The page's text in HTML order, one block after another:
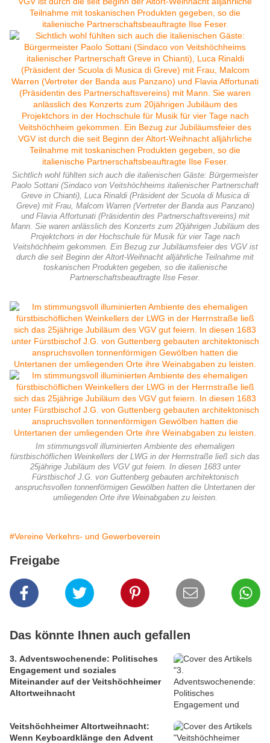
Sichtlich wohl fühlten sich auch die italienischen Gäste: Bürgermeister
Paolo Sottani (Sindaco von Veitshöchheims italienischer Partnerschaft
Greve in Chianti), Luca Rinaldi (Präsident der Scuola di Musica di
Greve) mit Frau, Malcom Warren (Vertreter der Banda aus Panzano)
und Flavia Affortunati (Präsidentin des Partnerschaftsvereins) mit
Mann. Sie waren anlässlich des Konzerts zum 20jährigen Jubiläum des
Projektchors in der Hochschule für Musik für vier Tage nach
Veitshöchheim gekommen. Ein Bezug zur Jubiläumsfeier des VGV ist
durch die seit Beginn der Altort-Weihnacht alljährliche Teilnahme mit
toskanischen Produkten gegeben, so die italienische
Partnerschaftsbeauftragte Ilse Feser.
Im stimmungsvoll illuminierten Ambiente des ehemaligen
fürstbischöflichen Weinkellers der LWG in der Herrnstraße ließ sich das
25jährige Jubiläum des VGV gut feiern. In diesen 1683 unter
Fürstbischof J.G. von Guttenberg gebauten architektonisch
anspruchsvollen tonnenförmigen Gewölben hatten die Untertanen der
umliegenden Orte ihre Weinabgaben zu leisten.
#Vereine Verkehrs- und Gewerbeverein
Freigabe
Das könnte Ihnen auch gefallen
3. Adventswochenende: Politisches
Engagement und soziales
Miteinander auf der Veitshöchheimer
Altortweihnacht
Veitshöchheimer Altortweihnacht:
Wenn Keyboardklänge den Advent